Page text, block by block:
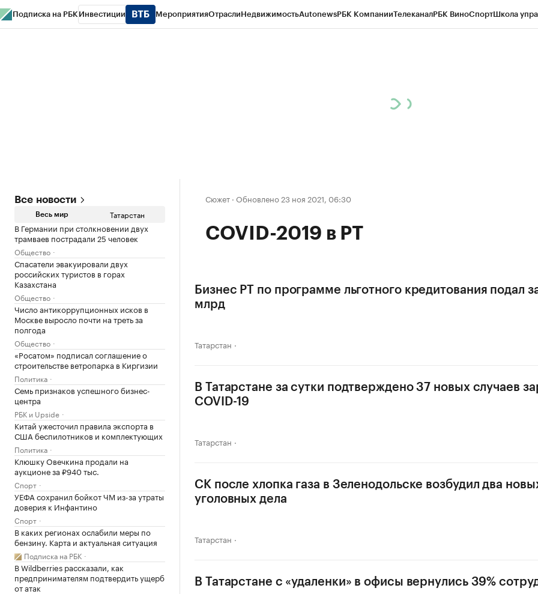
Подписка на РБК Инвестиции МероприятияОтраслиНедвижимостьAutonewsРБК КомпанииТелеканалРБК ВиноСпортШкола
Все новости
Весь мир Татарстан
В Германии при столкновении двух
трамваев пострадали 25 человек
Общество
Спасатели эвакуировали двух
российских туристов в горах
Казахстана
Общество
Число антикоррупционных исков в
Москве выросло почти на треть за
полгода
Общество
«Росатом» подписал соглашение о
строительстве ветропарка в Киргизии
Политика
Семь признаков успешного бизнес-
центра
РБК и Upside
Китай ужесточил правила экспорта в
США беспилотников и комплектующих
Политика
Клюшку Овечкина продали на
аукционе за ₽940 тыс.
Спорт
УЕФА сохранил бойкот ЧМ из-за утраты
доверия к Инфантино
Спорт
В каких регионах ослабили меры по
бензину. Карта и актуальная ситуация
Подписка на РБК
В Wildberries рассказали, как
предпринимателям подтвердить ущерб
от атак
Сюжет · Обновлено 23 ноя 2021, 06:30
COVID-2019 в РТ
Бизнес РТ по программе льготного кредитования подал
млрд
Татарстан
В Татарстане за сутки подтверждено 37 новых случаев
COVID-19
Татарстан
СК после хлопка газа в Зеленодольске возбудил два
уголовных дела
Татарстан
В Татарстане с «удаленки» в офисы вернулись 39%